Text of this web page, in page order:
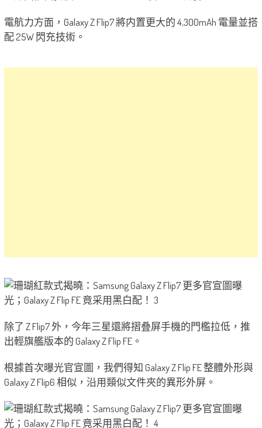
電航力方面，Galaxy Z Flip7 將内置更大的 4,300mAh 電量並搭
配 25W 閃充技術。
除了 Z Flip7 外，今年三星還將摺叠屏手機的門檻拉低，推
出輕旗艦版本的 Galaxy Z Flip FE。
根據首次曝光官宣圖，我們得知 Galaxy Z Flip FE 整體外形與
Galaxy Z Flip6 相似，沿用類似文件夾的異形外屏。